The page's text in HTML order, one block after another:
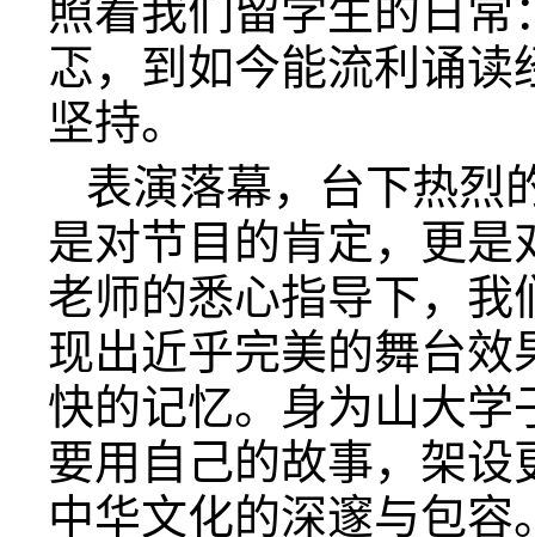
照着我们留学生的日
忑，到如今能流利诵
坚持。
表演落幕，台下热烈
是对节目的肯定，更
老师的悉心指导下，我
现出近乎完美的舞台效
快的记忆。身为山大学
要用自己的故事，架
中华文化的深邃与包容